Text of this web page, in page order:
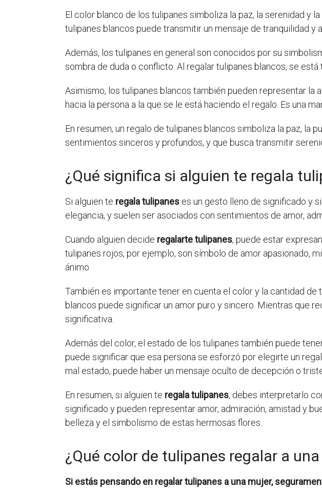
El color blanco de los tulipanes simboliza la paz, la serenidad y
tulipanes blancos puede transmitir un mensaje de tranquilidad y
Además, los tulipanes en general son conocidos por su
sombra de duda o conflicto. Al regalar tulipanes blancos, se
Asimismo, los tulipanes blancos también pueden representar
hacia la persona a la que se le está haciendo el regalo. Es una
En resumen, un regalo de tulipanes blancos simboliza la paz, la
sentimientos sinceros y profundos, y que busca transmitir
¿Qué significa si alguien te regala
Si alguien te regala tulipanes es un gesto lleno de significado y
elegancia, y suelen ser asociados con sentimientos de amor,
Cuando alguien decide regalarte tulipanes, puede estar
tulipanes rojos, por ejemplo, son símbolo de amor apasionado,
ánimo.
También es importante tener en cuenta el color y la cantidad
blancos puede significar un amor puro y sincero. Mientras que
significativa.
Además del color, el estado de los tulipanes también puede
puede significar que esa persona se esforzó por elegirte un
mal estado, puede haber un mensaje oculto de decepción o
En resumen, si alguien te regala tulipanes, debes interpretarlo
significado y pueden representar amor, admiración, amistad y
belleza y el simbolismo de estas hermosas flores.
¿Qué color de tulipanes regalar a
Si estás pensando en regalar tulipanes a una mujer,